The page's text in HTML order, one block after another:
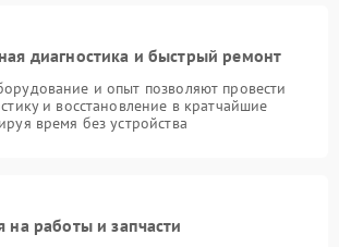
диагностика и быстрый ремонт
и опыт позволяют провести
и восстановление в кратчайшие
время без устройства
на работы и запчасти